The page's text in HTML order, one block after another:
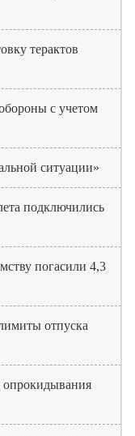
терактов
с учетом
ситуации»
подключились
погасили 4,3
отпуска